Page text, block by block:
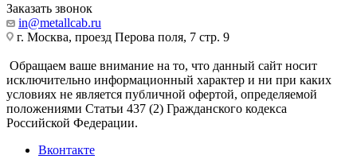
Заказать звонок
in@metallcab.ru
г. Москва, проезд Перова поля, 7 стр. 9
Обращаем ваше внимание на то, что данный сайт носит
исключительно информационный характер и ни при каких
условиях не является публичной офертой, определяемой
положениями Статьи 437 (2) Гражданского кодекса
Российской Федерации.
Вконтакте